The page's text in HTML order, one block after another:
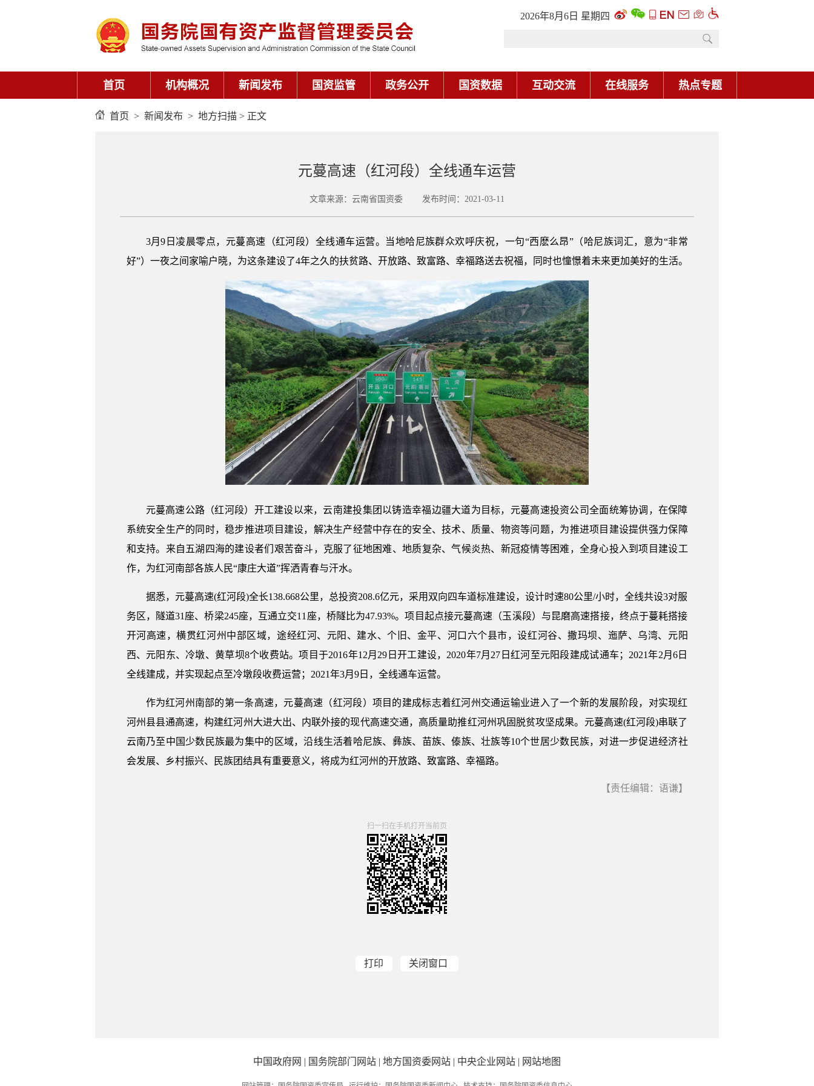
2026年8月6日 星期四
首页 机构概况 新闻发布 国资监管 政务公开 国资数据 互动交流 在线服务 热点专题
首页 > 新闻发布 > 地方扫描 > 正文
元蔓高速（红河段）全线通车运营
文章来源：云南省国资委 发布时间：2021-03-11
3月9日凌晨零点，元蔓高速（红河段）全线通车运营。当地哈尼族群众欢呼庆祝，一句“西麽么昂”（哈尼族词汇，意为“非常
好”）一夜之间家喻户晓，为这条建设了4年之久的扶贫路、开放路、致富路、幸福路送去祝福，同时也憧憬着未来更加美好的生活。
元蔓高速公路（红河段）开工建设以来，云南建投集团以铸造幸福边疆大道为目标，元蔓高速投资公司全面统筹协调，在保障
系统安全生产的同时，稳步推进项目建设，解决生产经营中存在的安全、技术、质量、物资等问题，为推进项目建设提供强力保障
和支持。来自五湖四海的建设者们艰苦奋斗，克服了征地困难、地质复杂、气候炎热、新冠疫情等困难，全身心投入到项目建设工
作，为红河南部各族人民“康庄大道”挥洒青春与汗水。
据悉，元蔓高速(红河段)全长138.668公里，总投资208.6亿元，采用双向四车道标准建设，设计时速80公里/小时，全线共设3对服
务区，隧道31座、桥梁245座，互通立交11座，桥隧比为47.93%。项目起点接元蔓高速（玉溪段）与昆磨高速搭接，终点于蔓耗搭接
开河高速，横贯红河州中部区域，途经红河、元阳、建水、个旧、金平、河口六个县市，设红河谷、撒玛坝、迤萨、乌湾、元阳
西、元阳东、冷墩、黄草坝8个收费站。项目于2016年12月29日开工建设，2020年7月27日红河至元阳段建成试通车；2021年2月6日
全线建成，并实现起点至冷墩段收费运营；2021年3月9日，全线通车运营。
作为红河州南部的第一条高速，元蔓高速（红河段）项目的建成标志着红河州交通运输业进入了一个新的发展阶段，对实现红
河州县县通高速，构建红河州大进大出、内联外接的现代高速交通，高质量助推红河州巩固脱贫攻坚成果。元蔓高速(红河段)串联了
云南乃至中国少数民族最为集中的区域，沿线生活着哈尼族、彝族、苗族、傣族、壮族等10个世居少数民族，对进一步促进经济社
会发展、乡村振兴、民族团结具有重要意义，将成为红河州的开放路、致富路、幸福路。
【责任编辑：语谦】
扫一扫在手机打开当前页
打印 关闭窗口